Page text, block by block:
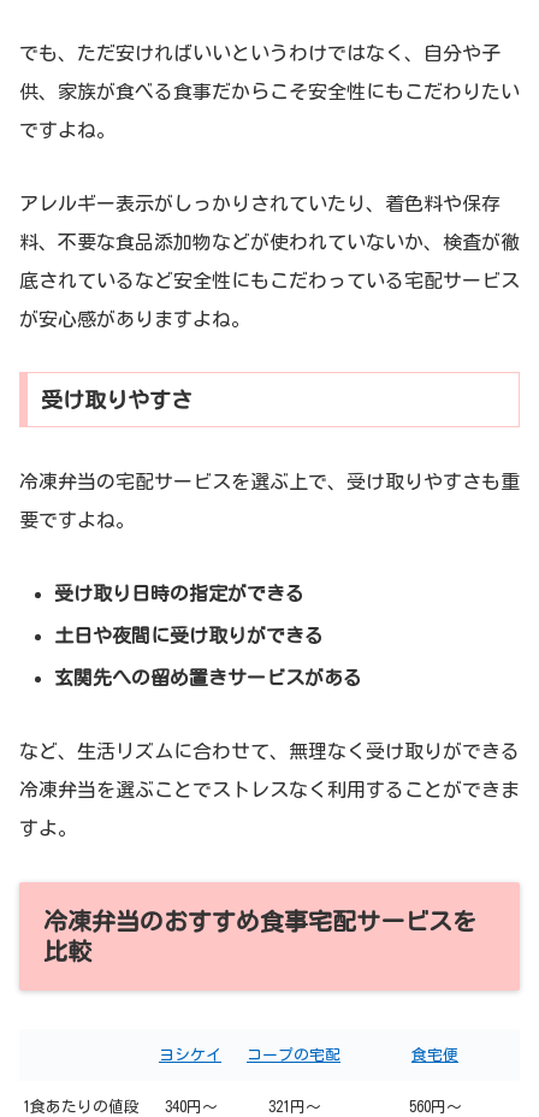
でも、ただ安ければいいというわけではなく、自分や子
供、家族が食べる食事だからこそ安全性にもこだわりたい
ですよね。
アレルギー表示がしっかりされていたり、着色料や保存
料、不要な食品添加物などが使われていないか、検査が徹
底されているなど安全性にもこだわっている宅配サービス
が安心感がありますよね。
受け取りやすさ
冷凍弁当の宅配サービスを選ぶ上で、受け取りやすさも重
要ですよね。
受け取り日時の指定ができる
土日や夜間に受け取りができる
玄関先への留め置きサービスがある
など、生活リズムに合わせて、無理なく受け取りができる
冷凍弁当を選ぶことでストレスなく利用することができま
すよ。
冷凍弁当のおすすめ食事宅配サービスを
比較
ヨシケイ コープの宅配 食宅便
1食あたりの値段 340円～ 321円～ 560円～